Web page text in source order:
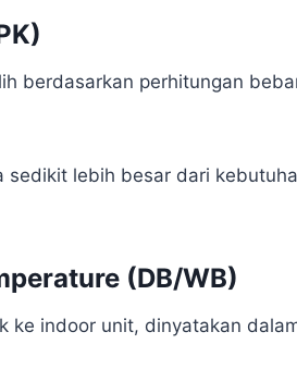
berdasarkan perhitungan
sedikit lebih besar dari
(DB/WB)
ke indoor unit, dinyatakan